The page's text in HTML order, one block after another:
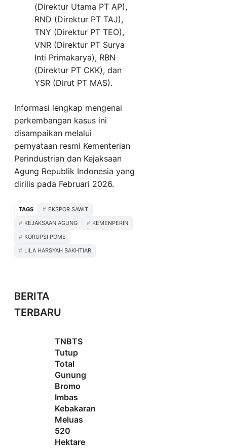
(Direktur Utama PT AP),
RND (Direktur PT TAJ),
TNY (Direktur PT TEO),
VNR (Direktur PT Surya
Inti Primakarya), RBN
(Direktur PT CKK), dan
YSR (Dirut PT MAS).
Informasi lengkap mengenai
perkembangan kasus ini
disampaikan melalui
pernyataan resmi Kementerian
Perindustrian dan Kejaksaan
Agung Republik Indonesia yang
dirilis pada Februari 2026.
TAGS
EKSPOR SAWIT
KEJAKSAAN AGUNG
KEMENPERIN
KORUPSI POME
LILA HARSYAH BAKHTIAR
BERITA
TERBARU
TNBTS
Tutup
Total
Gunung
Bromo
Imbas
Kebakaran
Meluas
520
Hektare